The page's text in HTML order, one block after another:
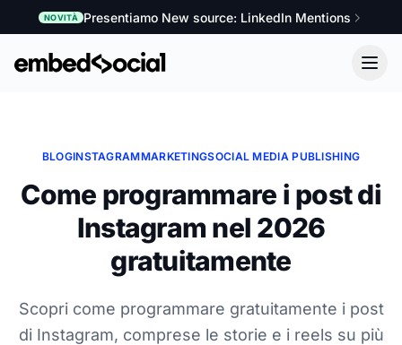
NOVITÀ Presentiamo New source: LinkedIn Mentions
BLOGINSTAGRAMMARKETINGSOCIAL MEDIA PUBLISHING
Come programmare i post di
Instagram nel 2026
gratuitamente
Scopri come programmare gratuitamente i post
di Instagram, comprese le storie e i reels su più